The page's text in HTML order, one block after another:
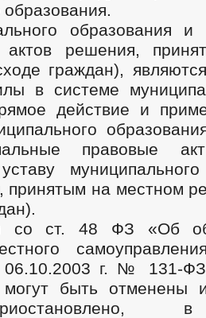
образования
актов решения,
граждан),
в системе
действие и
правовые
принятым на
со ст. 48 ФЗ «Об
06.10.2003 г. № 131-
быть отменены